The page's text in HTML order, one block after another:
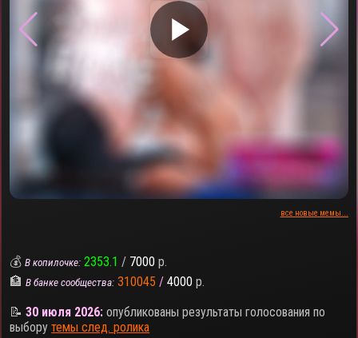
▶
все новые мемы...
💰В копилочке: 2353.1 / 7000 р.
🏦В банке сообщества: 310045 / 4000 р.
📝30 июля 2026: опубликованы результаты голосования по
выборутемы след. ролика